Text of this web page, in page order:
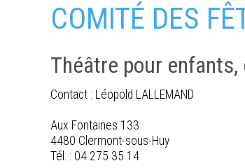
COMITÉ DES
Théâtre pour
Contact : Léopold LALLEMAND
Aux Fontaines 133
4480 Clermont-sous-Huy
Tél. : 04 275 35 14